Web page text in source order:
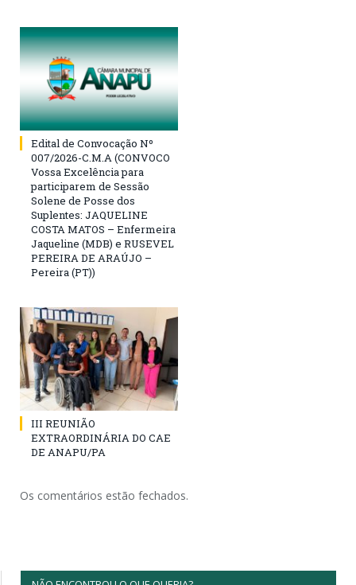
Edital de Convocação Nº
007/2026-C.M.A (CONVOCO
Vossa Excelência para
participarem de Sessão
Solene de Posse dos
Suplentes: JAQUELINE
COSTA MATOS – Enfermeira
Jaqueline (MDB) e RUSEVEL
PEREIRA DE ARAÚJO –
Pereira (PT))
III REUNIÃO
EXTRAORDINÁRIA DO CAE
DE ANAPU/PA
Os comentários estão fechados.